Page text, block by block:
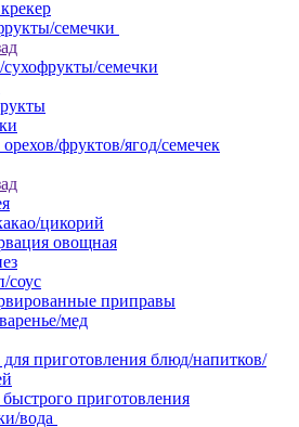
семечки
семечки
фруктов/ягод/семечек
цикорий
овощная
соус
приправы
мед
приготовления блюд/напитков/
приготовления
вода